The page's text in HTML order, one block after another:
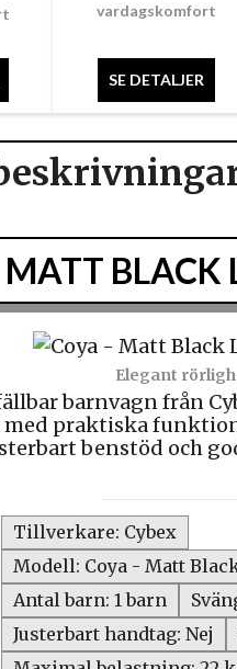
vardagskomfort
SE DETALJER
Elegant
BLACK
barnvagn från
praktiska
benstöd och
Tillverkare: Cybex
Modell: Coya - Matt
Antal barn: 1 barn
Justerbart handtag: Nej